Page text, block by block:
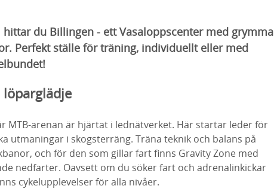
du Billingen - ett Vasaloppscenter med grymma
Perfekt ställe för träning, individuellt eller med
MTB-arenan är hjärtat i lednätverket. Här startar leder för
utmaningar i skogsterräng. Träna teknik och balans på
och för den som gillar fart finns Gravity Zone med
nedfarter. Oavsett om du söker fart och adrenalinkickar
cykelupplevelser för alla nivåer.